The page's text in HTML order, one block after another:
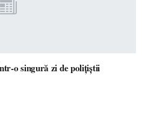
o singură zi de polițiștii